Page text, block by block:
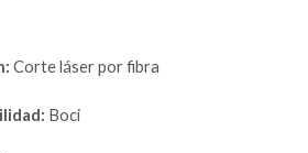
Corte láser por fibra
Boci